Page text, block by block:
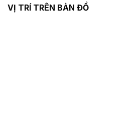
VỊ TRÍ TRÊN BẢN ĐỒ